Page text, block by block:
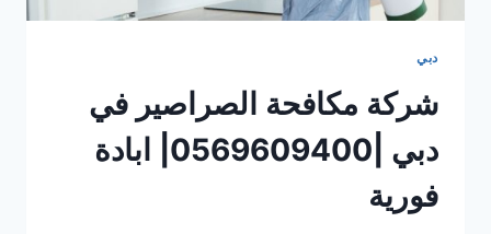
دبي
شركة مكافحة الصراصير في
دبي |0569609400| ابادة
فورية